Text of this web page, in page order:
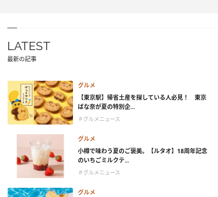
LATEST
最新の記事
グルメ
【東京駅】帰省土産を探している人必見！ 東京
ばな奈が夏の特別企...
＃グルメニュース
グルメ
小樽で味わう夏のご褒美。【ルタオ】18周年記念
のいちごミルクテ...
＃グルメニュース
グルメ